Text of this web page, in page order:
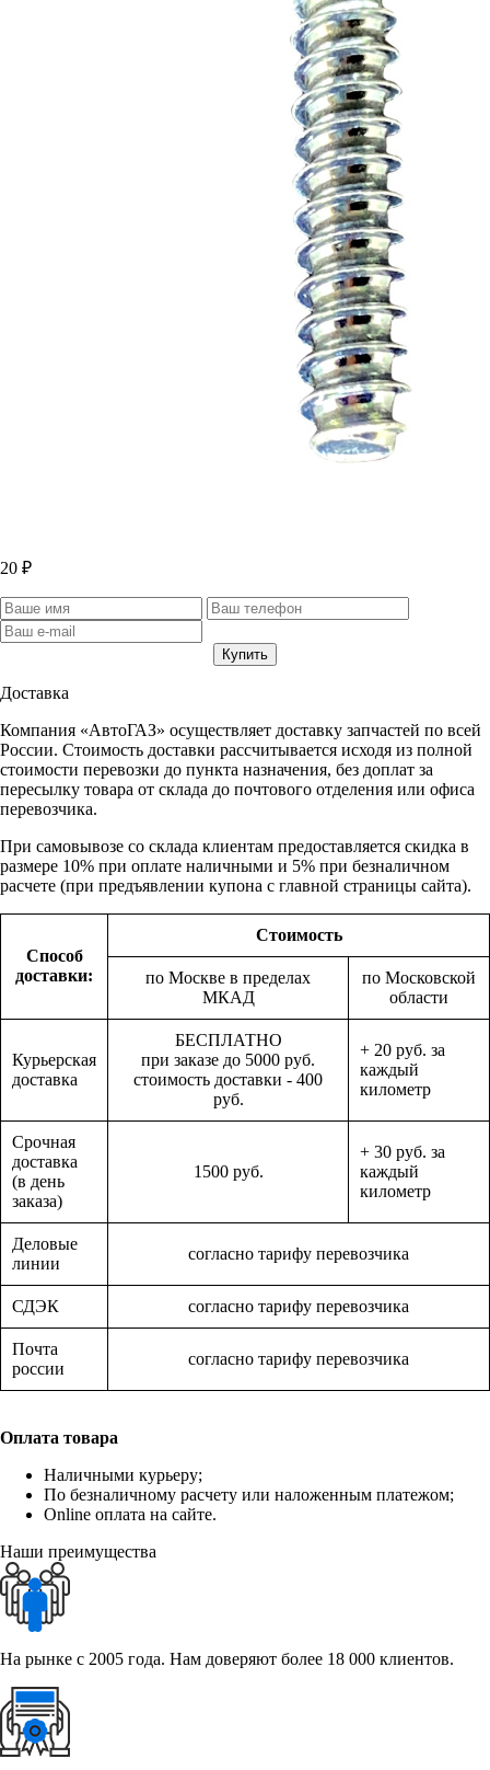
20 ₽
Доставка
Компания «АвтоГАЗ» осуществляет доставку запчастей по всей
России. Стоимость доставки рассчитывается исходя из полной
стоимости перевозки до пункта назначения, без доплат за
пересылку товара от склада до почтового отделения или офиса
перевозчика.
При самовывозе со склада клиентам предоставляется скидка в
размере 10% при оплате наличными и 5% при безналичном
расчете (при предъявлении купона с главной страницы сайта).
Способ
доставки:
Стоимость
по Москве в пределах
МКАД
по Московской
области
Курьерская
доставка
БЕСПЛАТНО
при заказе до 5000 руб.
стоимость доставки - 400
руб.
+ 20 руб. за
каждый
километр
Срочная
доставка
(в день
заказа)
1500 руб.
+ 30 руб. за
каждый
километр
Деловые
линии
согласно тарифу перевозчика
СДЭК согласно тарифу перевозчика
Почта
россии
согласно тарифу перевозчика
Оплата товара
Наличными курьеру;
По безналичному расчету или наложенным платежом;
Online оплата на сайте.
Наши преимущества
На рынке с 2005 года. Нам доверяют более 18 000 клиентов.